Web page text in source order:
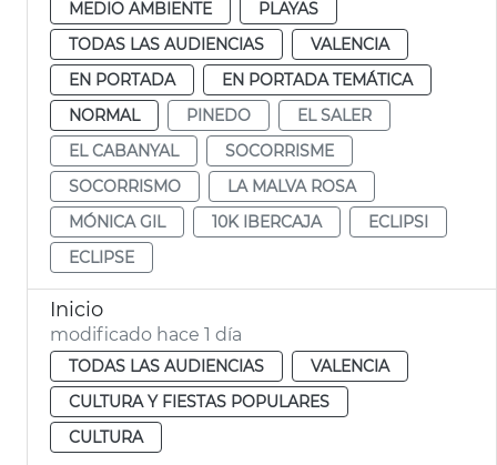
MEDIO AMBIENTE
PLAYAS
TODAS LAS AUDIENCIAS
VALENCIA
EN PORTADA
EN PORTADA TEMÁTICA
NORMAL
PINEDO
EL SALER
EL CABANYAL
SOCORRISME
SOCORRISMO
LA MALVA ROSA
MÓNICA GIL
10K IBERCAJA
ECLIPSI
ECLIPSE
Inicio
modificado hace 1 día
TODAS LAS AUDIENCIAS
VALENCIA
CULTURA Y FIESTAS POPULARES
CULTURA